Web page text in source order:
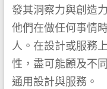
發其洞察力與創造
他們在做任何事情
人。在設計或服務
性，盡可能顧及不
通用設計與服務。